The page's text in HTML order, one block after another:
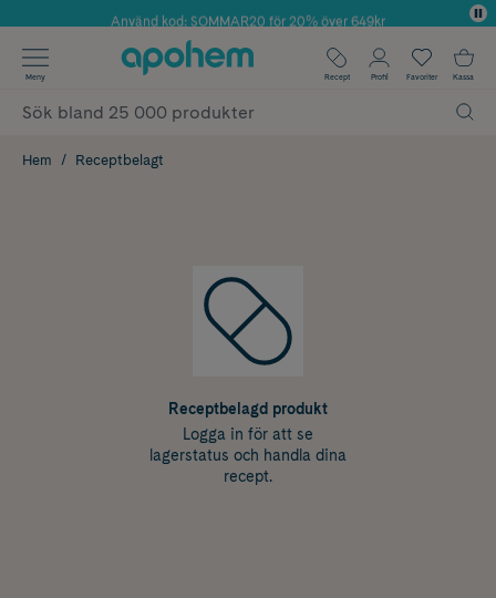
Använd kod: SOMMAR20 för 20% över 649kr
✓ Fri frakt
✓ Poäng på alla köp*
Meny Recept Profil Favoriter Kassa
Hem Receptbelagt
Receptbelagd produkt
Logga in för att se
lagerstatus och handla dina
recept.